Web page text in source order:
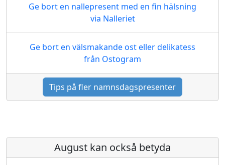
Ge bort en nallepresent med en fin hälsning
via Nalleriet
Ge bort en välsmakande ost eller delikatess
från Ostogram
Tips på fler namnsdagspresenter
August kan också betyda